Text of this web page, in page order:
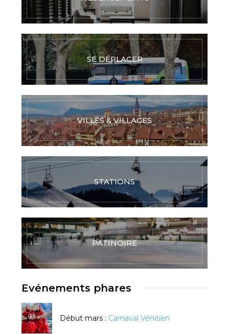
SE DÉPLACER
VILLES & VILLAGES
STATIONS
PATINOIRE
Evénements phares
Début mars : Carnaval Vénitien